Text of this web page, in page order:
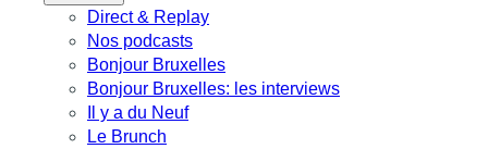
Direct & Replay
Nos podcasts
Bonjour Bruxelles
Bonjour Bruxelles: les interviews
Il y a du Neuf
Le Brunch